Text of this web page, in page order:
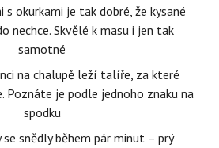
s okurkami je tak dobré, že kysané
nechce. Skvělé k masu i jen tak
samotné
na chalupě leží talíře, za které
je podle jednoho znaku na
spodku
snědly během pár minut – prý